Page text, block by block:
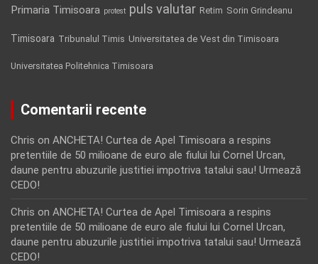
Primaria Timisoara protest puls valutar Retim Sorin Grindeanu
Timisoara Tribunalul Timis Universitatea de Vest din Timisoara
Universitatea Politehnica Timisoara
Comentarii recente
Chris on ANCHETA! Curtea de Apel Timisoara a respins
pretentiile de 50 milioane de euro ale fiului lui Cornel Urcan,
daune pentru abuzurile justitiei impotriva tatalui sau! Urmează
CEDO!
Chris on ANCHETA! Curtea de Apel Timisoara a respins
pretentiile de 50 milioane de euro ale fiului lui Cornel Urcan,
daune pentru abuzurile justitiei impotriva tatalui sau! Urmează
CEDO!